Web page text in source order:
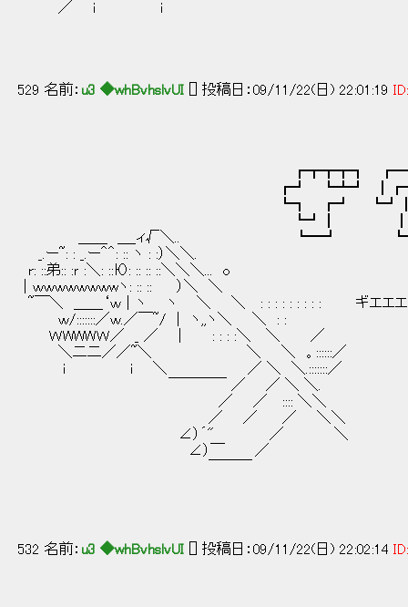
／ i i
529 名前： u3 ◆whBvhslvUI [] 投稿日：09/11/22(日) 22:01:19 ID:
┏┳┳┳┓
┏┛ ┗┻┛
┗┓ ┏┛ ┗┛┃┃
┗┛┃ ┃┃
＿＿ ＿_ィ√＼.. ┗━┛
_.ー~: : _.ー＾＾: :: ヽ : :）＼＼.
r: ::弟:: :ｒ :＼: ::Ю: :: :: ::＼＼＼... o
｜ｗｗｗｗｗｗｗwヽ: :: :: ）＼ ＼
~￣＼ ＿＿‘ｗ｜ヽ ヽ ＼ ＼ : : : : : : : : : ギエエエ
ｗ/:::::::／ｗ.／￣~/ | ヽ,,ヽ＼ ＼ : :
ＷWWWＷ／ _ ／ | : : : :＼ ＼ ／
＼二二／／~＼ ＼ ＼ 。::::::／
i i ＼ ／ ＼ ＼.:::::::／
￣￣￣￣ ／ ／ ＼ ＼.
／ ／ :::: ＼＼
／ ／ ／ ＼＼
∠）´" ／ ＼
∠）￣ ／
532 名前： u3 ◆whBvhslvUI [] 投稿日：09/11/22(日) 22:02:14 ID: